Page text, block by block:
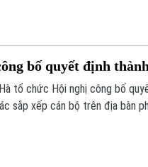
bố quyết định
tổ chức Hội nghị công bố
sắp xếp cán bộ trên địa bàn